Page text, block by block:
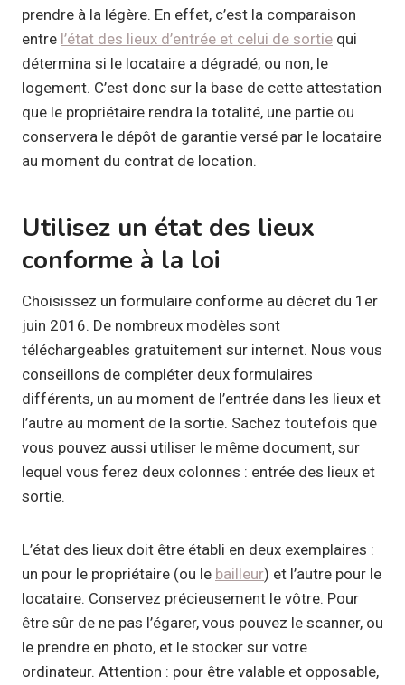
prendre à la légère. En effet, c’est la comparaison
entre l’état des lieux d’entrée et celui de sortie qui
détermina si le locataire a dégradé, ou non, le
logement. C’est donc sur la base de cette attestation
que le propriétaire rendra la totalité, une partie ou
conservera le dépôt de garantie versé par le locataire
au moment du contrat de location.
Utilisez un état des lieux
conforme à la loi
Choisissez un formulaire conforme au décret du 1er
juin 2016. De nombreux modèles sont
téléchargeables gratuitement sur internet. Nous vous
conseillons de compléter deux formulaires
différents, un au moment de l’entrée dans les lieux et
l’autre au moment de la sortie. Sachez toutefois que
vous pouvez aussi utiliser le même document, sur
lequel vous ferez deux colonnes : entrée des lieux et
sortie.
L’état des lieux doit être établi en deux exemplaires :
un pour le propriétaire (ou le bailleur) et l’autre pour le
locataire. Conservez précieusement le vôtre. Pour
être sûr de ne pas l’égarer, vous pouvez le scanner, ou
le prendre en photo, et le stocker sur votre
ordinateur. Attention : pour être valable et opposable,